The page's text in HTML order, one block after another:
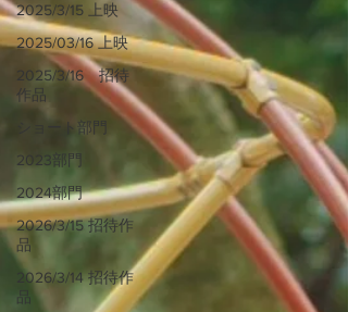
2025/3/15 上映
2025/03/16 上映
2025/3/16 招待
作品
ショート部門
2023部門
2024部門
2026/3/15 招待作
品
2026/3/14 招待作
品